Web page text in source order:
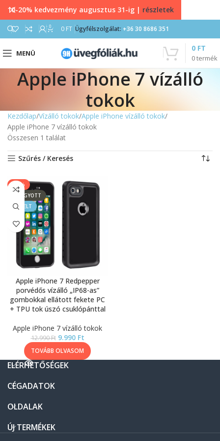
0 0 FT Ügyfélszolgálat: +36 30 8686 351
MENÜ
0termék
0 FT
Apple iPhone 7 vízálló
tokok
Kezdőlap Vízálló tokok Apple iPhone vízálló tokok
Apple iPhone 7 vízálló tokok
Összesen 1 találat
Szűrés / Keresés
-23%
ELFOGYOTT
KIEMELT
Apple iPhone 7 Redpepper
porvédős vízálló „IP68-as”
gombokkal ellátott fekete PC
+ TPU tok úszó csuklópánttal
Apple iPhone 7 vízálló tokok
12.990Ft 9.990 Ft
TOVÁBB OLVASOM
ELÉRHETŐSÉGEK
CÉGADATOK
OLDALAK
ÚJ TERMÉKEK
10-20% kedvezmény augusztus 31-ig | részletek